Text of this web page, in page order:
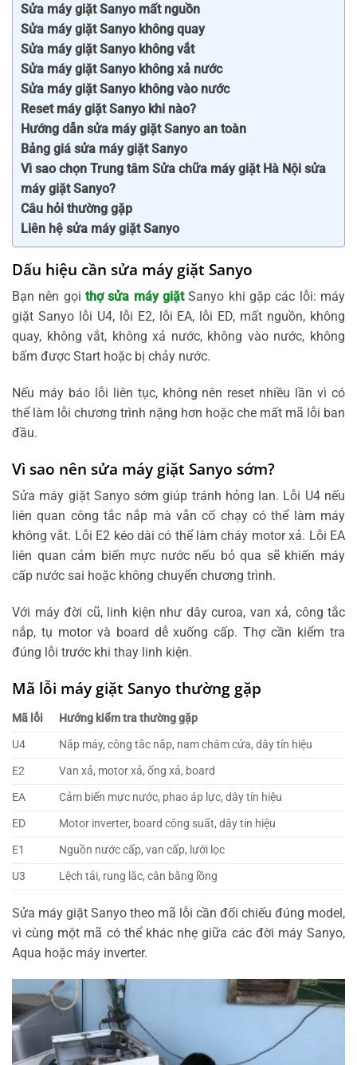
Sửa máy giặt Sanyo mất nguồn
Sửa máy giặt Sanyo không quay
Sửa máy giặt Sanyo không vắt
Sửa máy giặt Sanyo không xả nước
Sửa máy giặt Sanyo không vào nước
Reset máy giặt Sanyo khi nào?
Hướng dẫn sửa máy giặt Sanyo an toàn
Bảng giá sửa máy giặt Sanyo
Vì sao chọn Trung tâm Sửa chữa máy giặt Hà Nội sửa
máy giặt Sanyo?
Câu hỏi thường gặp
Liên hệ sửa máy giặt Sanyo
Dấu hiệu cần sửa máy giặt Sanyo
Bạn nên gọi thợ sửa máy giặtSanyo khi gặp các lỗi: máy
giặt Sanyo lỗi U4, lỗi E2, lỗi EA, lỗi ED, mất nguồn, không
quay, không vắt, không xả nước, không vào nước, không
bấm được Start hoặc bị chảy nước.
Nếu máy báo lỗi liên tục, không nên reset nhiều lần vì có
thể làm lỗi chương trình nặng hơn hoặc che mất mã lỗi ban
đầu.
Vì sao nên sửa máy giặt Sanyo sớm?
Sửa máy giặt Sanyo sớm giúp tránh hỏng lan. Lỗi U4 nếu
liên quan công tắc nắp mà vẫn cố chạy có thể làm máy
không vắt. Lỗi E2 kéo dài có thể làm cháy motor xả. Lỗi EA
liên quan cảm biến mực nước nếu bỏ qua sẽ khiến máy
cấp nước sai hoặc không chuyển chương trình.
Với máy đời cũ, linh kiện như dây curoa, van xả, công tắc
nắp, tụ motor và board dễ xuống cấp. Thợ cần kiểm tra
đúng lỗi trước khi thay linh kiện.
Mã lỗi máy giặt Sanyo thường gặp
Mã lỗi
Hướng kiểm tra thường gặp
U4
Nắp máy, công tắc nắp, nam châm cửa, dây tín hiệu
E2
Van xả, motor xả, ống xả, board
EA
Cảm biến mực nước, phao áp lực, dây tín hiệu
ED
Motor inverter, board công suất, dây tín hiệu
E1
Nguồn nước cấp, van cấp, lưới lọc
U3
Lệch tải, rung lắc, cân bằng lồng
Sửa máy giặt Sanyo theo mã lỗi cần đối chiếu đúng model,
vì cùng một mã có thể khác nhẹ giữa các đời máy Sanyo,
Aqua hoặc máy inverter.